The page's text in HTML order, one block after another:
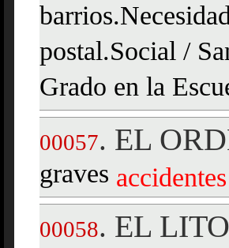
postal.Social /
Grado en la
00057. EL
graves accidentes
00058. EL